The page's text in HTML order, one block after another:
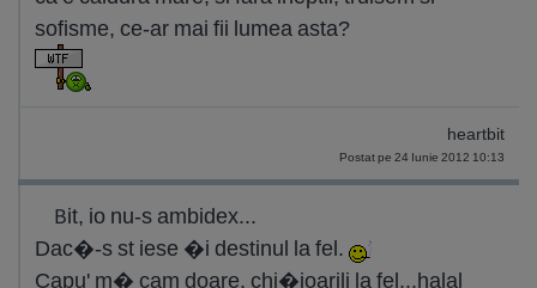
sofisme, ce-ar mai fii lumea asta?
heartbit
Postat pe 24 Iunie 2012 10:13
Bit, io nu-s ambidex...
Dac�-s st iese �i destinul la fel.
Capu' m� cam doare, chi�ioarili la fel...halal